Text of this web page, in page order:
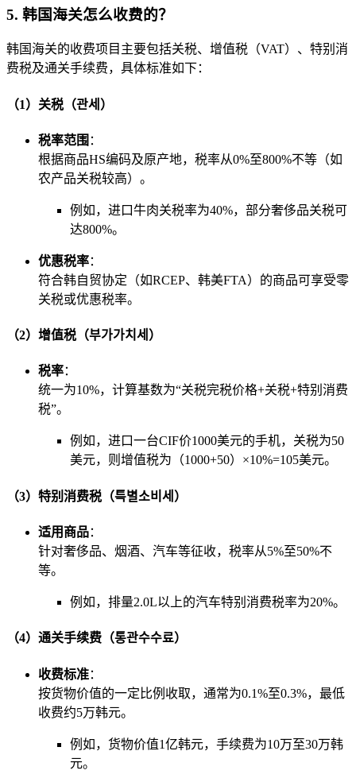
5. 韩国海关怎么收费的？
韩国海关的收费项目主要包括关税、增值税（VAT）、特别消
费税及通关手续费，具体标准如下：
（1）关税（관세）
税率范围 ：
根据商品HS编码及原产地，税率从0%至800%不等（如
农产品关税较高）。
例如，进口牛肉关税率为40%，部分奢侈品关税可
达800%。
优惠税率：
符合韩自贸协定（如RCEP、韩美FTA）的商品可享受零
关税或优惠税率。
（2）增值税（부가가치세）
税率：
统一为10%，计算基数为“关税完税价格+关税+特别消费
税”。
例如，进口一台CIF价1000美元的手机，关税为50
美元，则增值税为（1000+50）×10%=105美元。
（3）特别消费税（특별소비세）
适用商品：
针对奢侈品、烟酒、汽车等征收，税率从5%至50%不
等。
例如，排量2.0L以上的汽车特别消费税率为20%。
（4）通关手续费（통관수수료）
收费标准：
按货物价值的一定比例收取，通常为0.1%至0.3%，最低
收费约5万韩元。
例如，货物价值1亿韩元，手续费为10万至30万韩
元。